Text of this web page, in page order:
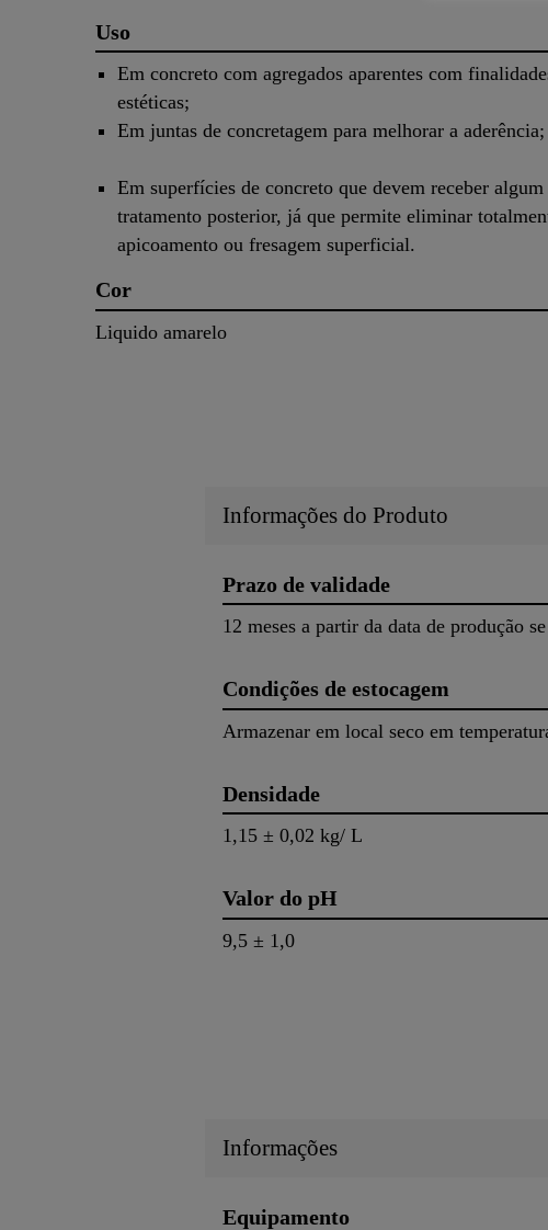
Uso
Em concreto com agregados aparentes com
estéticas;
Em juntas de concretagem para melhorar a aderência;
Em superfícies de concreto que devem receber algum
tratamento posterior, já que permite eliminar
apicoamento ou fresagem superficial.
Cor
Liquido amarelo
Informações do Produto
Prazo de validade
12 meses a partir da data de produção
Condições de estocagem
Armazenar em local seco em
Densidade
1,15 ± 0,02 kg/ L
Valor do pH
9,5 ± 1,0
Informações
Equipamento